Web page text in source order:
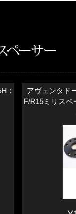
：
アヴェンタド
F/R15ミリスペ